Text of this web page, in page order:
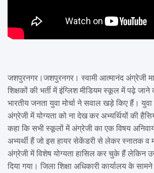
जशपुरनगर।जशपुरनगर। स्वामी आत्मानंद अंग्रेजी
शिक्षकों की भर्ती में इंग्लिश मीडियम स्कूल में पढ़े जाने
भारतीय जनता युवा मोर्चा ने सवाल खड़े किए हैं। युवा
अंग्रेजी में योग्यता को ना देख कर अभ्यर्थियों की
कहा कि सभी स्कूलों में अंग्रेजी का एक विषय
अभ्यर्थी हैं जो इस हायर सेकेंडरी से लेकर स्नातक व
अंग्रेजी में विशेष योग्यता हासिल कर चुके हैं लेकिन
दिया गया। जिला शिक्षा अधिकारी कार्यालय के